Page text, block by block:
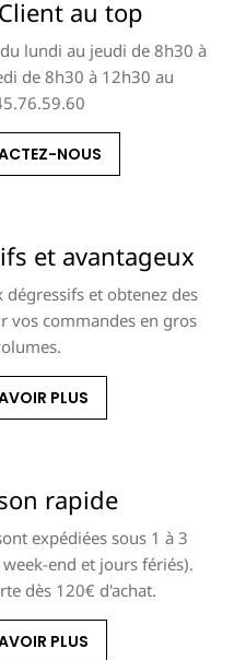
au top
lundi au jeudi de 8h30 à
de 8h30 à 12h30 au
NOUS
et avantageux
et obtenez des
vos commandes en gros
PLUS
rapide
expédiées sous 1 à 3
end et jours fériés).
dès 120€ d'achat.
PLUS